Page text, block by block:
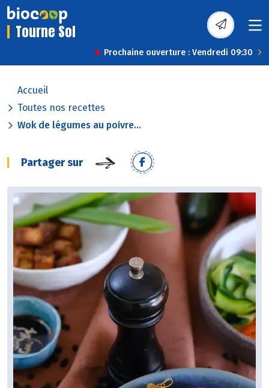
Tourne Sol
Prochaine ouverture : Vendredi 09:30
Accueil
Toutes nos recettes
Wok de légumes au poivre...
Partager sur